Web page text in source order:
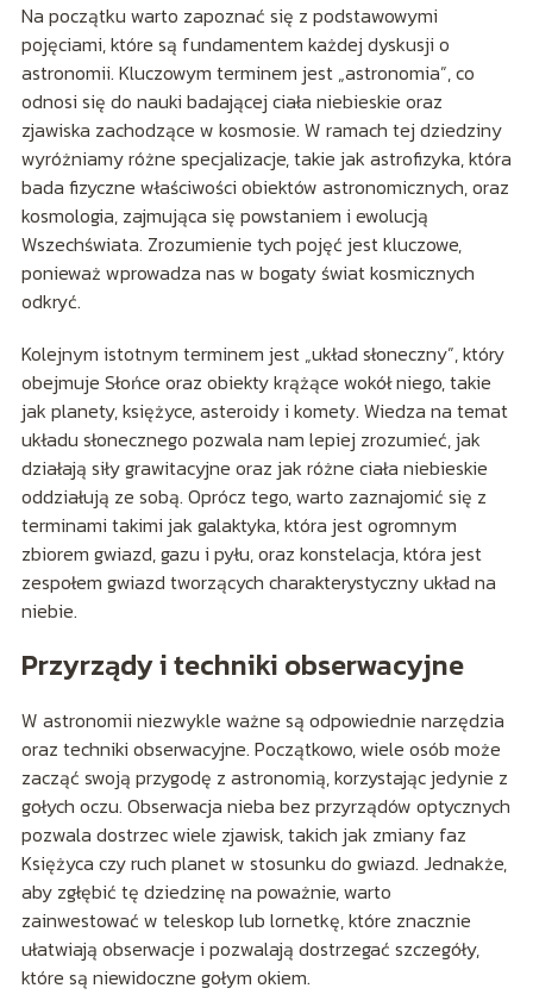
Na początku warto zapoznać się z podstawowymi
pojęciami, które są fundamentem każdej dyskusji o
astronomii. Kluczowym terminem jest „astronomia”, co
odnosi się do nauki badającej ciała niebieskie oraz
zjawiska zachodzące w kosmosie. W ramach tej dziedziny
wyróżniamy różne specjalizacje, takie jak astrofizyka, która
bada fizyczne właściwości obiektów astronomicznych, oraz
kosmologia, zajmująca się powstaniem i ewolucją
Wszechświata. Zrozumienie tych pojęć jest kluczowe,
ponieważ wprowadza nas w bogaty świat kosmicznych
odkryć.
Kolejnym istotnym terminem jest „układ słoneczny”, który
obejmuje Słońce oraz obiekty krążące wokół niego, takie
jak planety, księżyce, asteroidy i komety. Wiedza na temat
układu słonecznego pozwala nam lepiej zrozumieć, jak
działają siły grawitacyjne oraz jak różne ciała niebieskie
oddziałują ze sobą. Oprócz tego, warto zaznajomić się z
terminami takimi jak galaktyka, która jest ogromnym
zbiorem gwiazd, gazu i pyłu, oraz konstelacja, która jest
zespołem gwiazd tworzących charakterystyczny układ na
niebie.
Przyrządy i techniki obserwacyjne
W astronomii niezwykle ważne są odpowiednie narzędzia
oraz techniki obserwacyjne. Początkowo, wiele osób może
zacząć swoją przygodę z astronomią, korzystając jedynie z
gołych oczu. Obserwacja nieba bez przyrządów optycznych
pozwala dostrzec wiele zjawisk, takich jak zmiany faz
Księżyca czy ruch planet w stosunku do gwiazd. Jednakże,
aby zgłębić tę dziedzinę na poważnie, warto
zainwestować w teleskop lub lornetkę, które znacznie
ułatwiają obserwacje i pozwalają dostrzegać szczegóły,
które są niewidoczne gołym okiem.